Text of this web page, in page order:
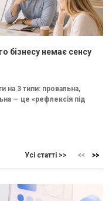
бізнесу немає сенсу
на 3 типи: провальна,
— це «рефлексія під
Усі статті >>